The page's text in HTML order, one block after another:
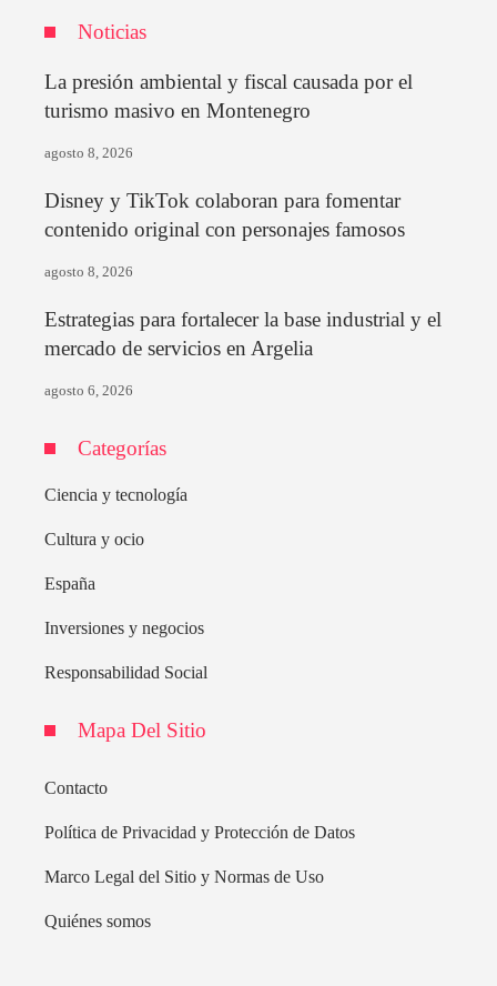
Noticias
La presión ambiental y fiscal causada por el
turismo masivo en Montenegro
agosto 8, 2026
Disney y TikTok colaboran para fomentar
contenido original con personajes famosos
agosto 8, 2026
Estrategias para fortalecer la base industrial y el
mercado de servicios en Argelia
agosto 6, 2026
Categorías
Ciencia y tecnología
Cultura y ocio
España
Inversiones y negocios
Responsabilidad Social
Mapa Del Sitio
Contacto
Política de Privacidad y Protección de Datos
Marco Legal del Sitio y Normas de Uso
Quiénes somos